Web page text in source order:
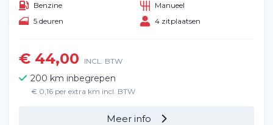
Benzine
Manueel
5 deuren
4 zitplaatsen
€ 44,00 INCL. BTW
200 km inbegrepen
€ 0,16 per extra km incl. BTW
Meer info